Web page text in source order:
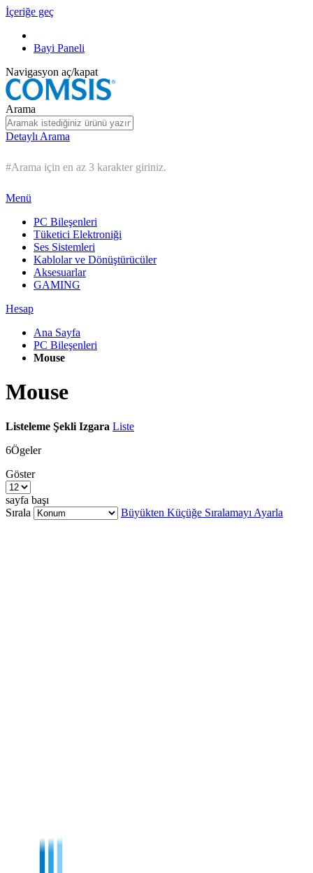
İçeriğe geç
Bayi Paneli
Navigasyon aç/kapat
Arama
Detaylı Arama
#Arama için en az 3 karakter giriniz.
Menü
PC Bileşenleri
Tüketici Elektroniği
Ses Sistemleri
Kablolar ve Dönüştürücüler
Aksesuarlar
GAMING
Hesap
Ana Sayfa
PC Bileşenleri
Mouse
Mouse
Listeleme Şekli Izgara Liste
6Ögeler
Göster
sayfa başı
Sırala
Büyükten Küçüğe Sıralamayı Ayarla